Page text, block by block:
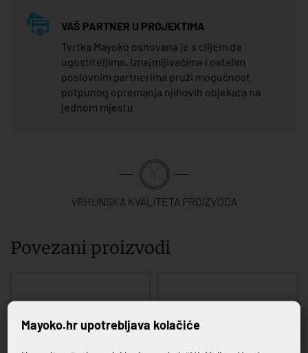
VAŠ PARTNER U PROJEKTIMA
Tvrtka Mayoko osnovana je s ciljem da
ugostiteljima, iznajmljivačima i ostalim
poslovnim partnerima pruži mogućnost
potpunog opremanja njihovih objekata na
jednom mjestu
VRHUNSKA KVALITETA PROIZVODA
Povezani proizvodi
Mayoko.hr upotrebljava kolačiće